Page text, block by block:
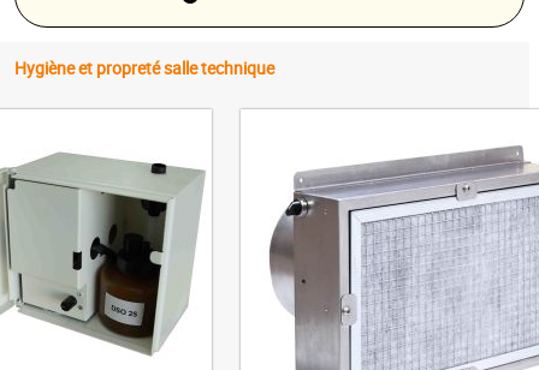
Hygiène et propreté salle technique